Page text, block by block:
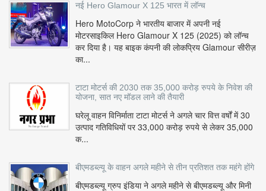
नई Hero Glamour X 125 भारत में लॉन्च
Hero MotoCorp ने भारतीय बाजार में अपनी नई
मोटरसाइकिल Hero Glamour X 125 (2025) को लॉन्च
कर दिया है। यह बाइक कंपनी की लोकप्रिय Glamour सीरीज़
का...
टाटा मोटर्स की 2030 तक 35,000 करोड़ रुपये के निवेश की
योजना, सात नए मॉडल लाने की तैयारी
घरेलू वाहन विनिर्माता टाटा मोटर्स ने अगले चार वित्त वर्षों में 30
उत्पाद गतिविधियों पर 33,000 करोड़ रुपये से लेकर 35,000
क...
बीएमडब्ल्यू के वाहन अगले महीने से तीन प्रतिशत तक महंगे होंगे
बीएमडब्ल्यू ग्रुप इंडिया ने अगले महीने से बीएमडब्ल्यू और मिनी